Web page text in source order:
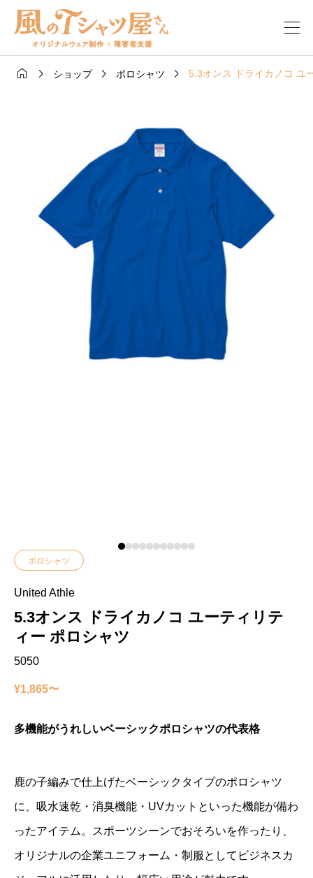
  ショップ  ポロシャツ  5.3オンス ドライカノコ ユ
ポロシャツ
United Athle
5.3オンス ドライカノコ ユーティリテ
ィー ポロシャツ
5050
¥1,865〜
多機能がうれしいベーシックポロシャツの代表格
鹿の子編みで仕上げたベーシックタイプのポロシャツ
に、吸水速乾・消臭機能・UVカットといった機能が備わ
ったアイテム。スポーツシーンでおそろいを作ったり、
オリジナルの企業ユニフォーム・制服としてビジネスカ